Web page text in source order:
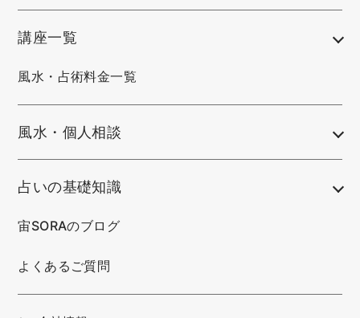
講座一覧
風水・占術料金一覧
風水・個人相談
占いの基礎知識
宙SORAのブログ
よくあるご質問